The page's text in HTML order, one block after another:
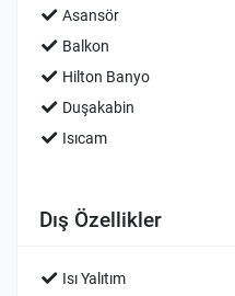
Asansör
Balkon
Hilton Banyo
Duşakabin
Isıcam
Dış Özellikler
Isı Yalıtım